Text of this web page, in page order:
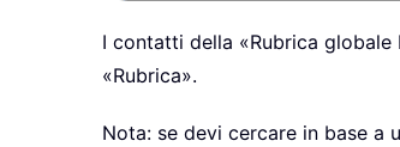
I contatti della «Rubrica
«Rubrica».
Nota: se devi cercare in base a